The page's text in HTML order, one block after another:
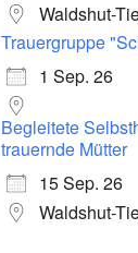
Waldshut-
Trauergruppe
1 Sep. 26
Begleitete
trauernde Mütter
15 Sep. 26
Waldshut-